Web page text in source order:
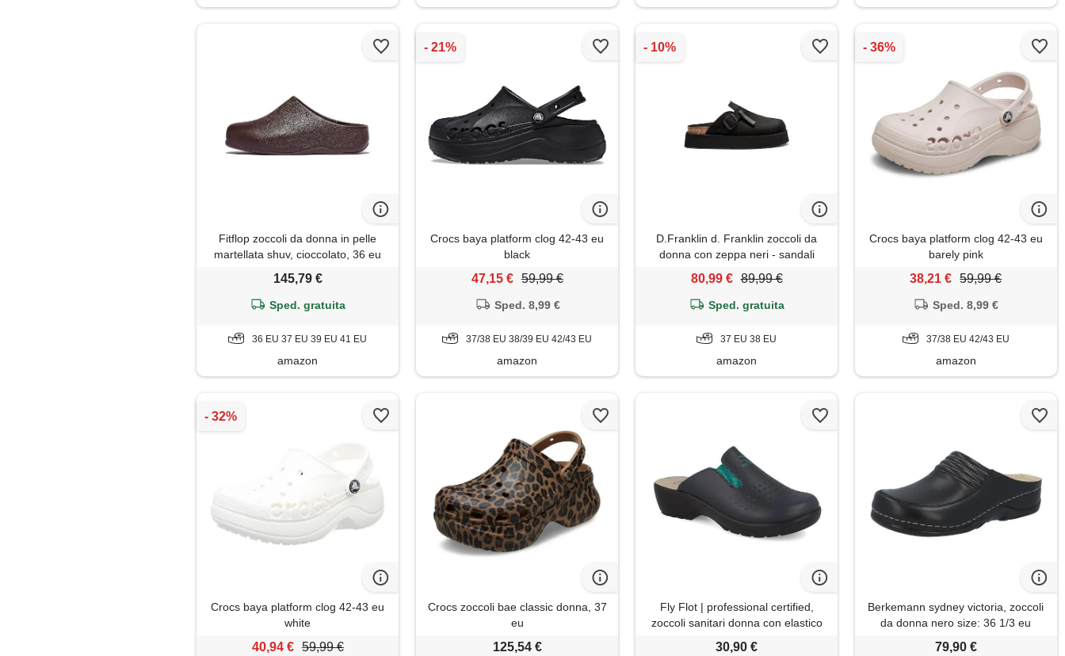
Fitflop zoccoli da donna in pelle
martellata shuv, cioccolato, 36 eu
145,79 €
Sped. gratuita
36 EU 37 EU 39 EU 41 EU
amazon
Crocs baya platform clog 42-43 eu
black
47,15 € 59,99 €
Sped. 8,99 €
37/38 EU 38/39 EU 42/43 EU
amazon
D.Franklin d. Franklin zoccoli da
donna con zeppa neri - sandali
taglia (37)
80,99 € 89,99 €
Sped. gratuita
37 EU 38 EU
amazon
Crocs baya platform clog 42-43 eu
barely pink
38,21 € 59,99 €
Sped. 8,99 €
37/38 EU 42/43 EU
amazon
Crocs baya platform clog 42-43 eu
white
40,94 € 59,99 €
Crocs zoccoli bae classic donna, 37
eu
125,54 €
Fly Flot | professional certified,
zoccoli sanitari donna con elastico
regolabile, ciabatte con tomaia e
30,90 €
Berkemann sydney victoria, zoccoli
da donna nero size: 36 1/3 eu
79,90 €